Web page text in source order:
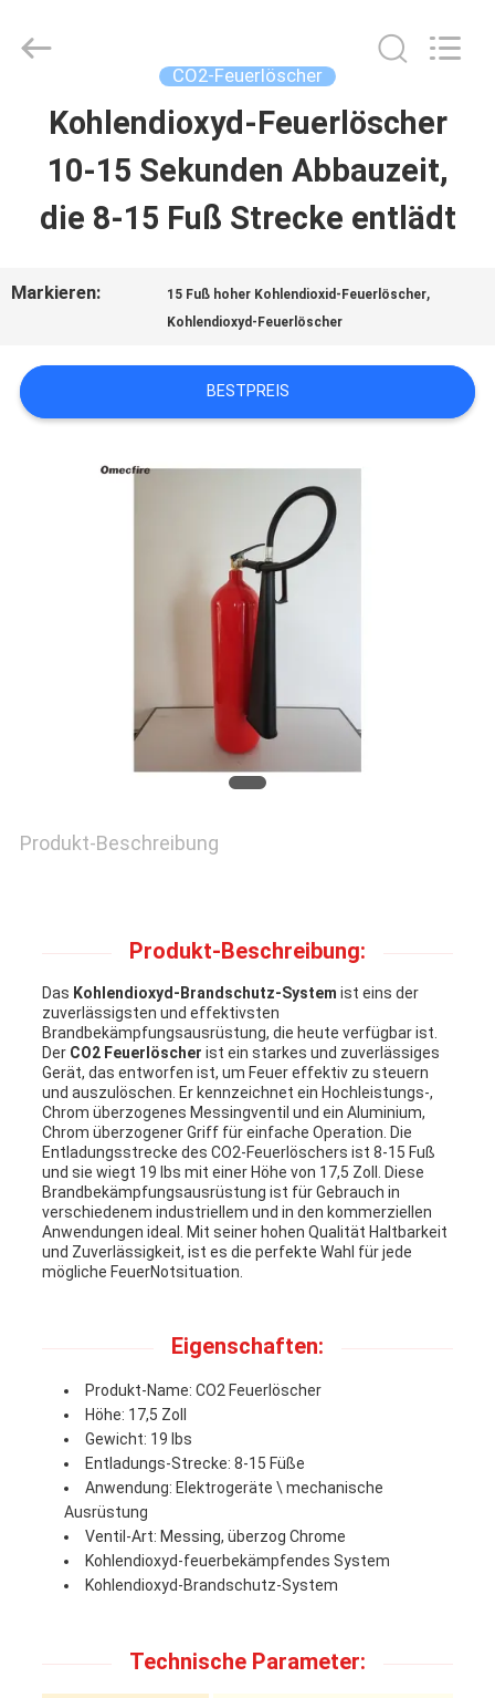
HAUS
PRODUKTE
VIDEOS
ÜBER
UNS
QUALITÄTSKONTROLLE
UNS
VERBINDUNG
NACHRICHTEN
FORDERN
SIE EIN
ZITAT
SITEMAP
DATENSCHUTZRICHTLINIE
& Equipment
CO2-Feuerlöscher
Kohlendioxyd-Feuerlöscher
10-15 Sekunden Abbauzeit,
die 8-15 Fuß Strecke entlädt
Markieren: 15 Fuß hoher Kohlendioxid-Feuerlöscher,
Kohlendioxyd-Feuerlöscher
BESTPREIS
Produkt-Beschreibung
Produkt-Beschreibung:
Das Kohlendioxyd-Brandschutz-System ist eins der
zuverlässigsten und effektivsten
Brandbekämpfungsausrüstung, die heute verfügbar ist.
Der CO2 Feuerlöscher ist ein starkes und zuverlässiges
Gerät, das entworfen ist, um Feuer effektiv zu steuern
und auszulöschen. Er kennzeichnet ein Hochleistungs-,
Chrom überzogenes Messingventil und ein Aluminium,
Chrom überzogener Griff für einfache Operation. Die
Entladungsstrecke des CO2-Feuerlöschers ist 8-15 Fuß
und sie wiegt 19 lbs mit einer Höhe von 17,5 Zoll. Diese
Brandbekämpfungsausrüstung ist für Gebrauch in
verschiedenem industriellem und in den kommerziellen
Anwendungen ideal. Mit seiner hohen Qualität Haltbarkeit
und Zuverlässigkeit, ist es die perfekte Wahl für jede
mögliche FeuerNotsituation.
Eigenschaften:
Produkt-Name: CO2 Feuerlöscher
Höhe: 17,5 Zoll
Gewicht: 19 lbs
Entladungs-Strecke: 8-15 Füße
Anwendung: Elektrogeräte \ mechanische
Ausrüstung
Ventil-Art: Messing, überzog Chrome
Kohlendioxyd-feuerbekämpfendes System
Kohlendioxyd-Brandschutz-System
Technische Parameter: